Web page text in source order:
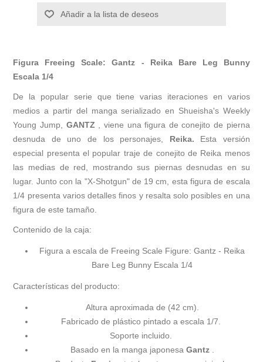
Añadir a la lista de deseos
Figura Freeing Scale: Gantz - Reika Bare Leg Bunny
Escala 1/4
De la popular serie que tiene varias iteraciones en varios
medios a partir del manga serializado en Shueisha's Weekly
Young Jump, GANTZ , viene una figura de conejito de pierna
desnuda de uno de los personajes, Reika. Esta versión
especial presenta el popular traje de conejito de Reika menos
las medias de red, mostrando sus piernas desnudas en su
lugar. Junto con la "X-Shotgun" de 19 cm, esta figura de escala
1/4 presenta varios detalles finos y resalta solo posibles en una
figura de este tamaño.
Contenido de la caja:
Figura a escala de Freeing Scale Figure: Gantz - Reika
Bare Leg Bunny Escala 1/4
Características del producto:
Altura aproximada de (42 cm).
Fabricado de plástico pintado a escala 1/7.
Soporte incluido.
Basado en la manga japonesa Gantz.